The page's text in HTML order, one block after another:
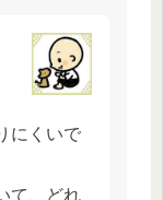
にくいで
て、どれ